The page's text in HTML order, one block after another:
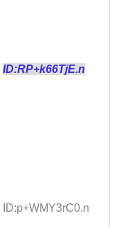
ID:RP+k66TjE.n